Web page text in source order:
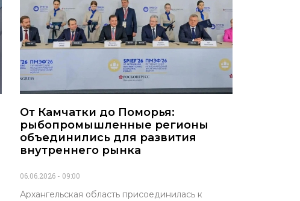
От Камчатки до Поморья:
рыбопромышленные регионы
объединились для развития
внутреннего рынка
06.06.2026 09:00
Архангельская область присоединилась к